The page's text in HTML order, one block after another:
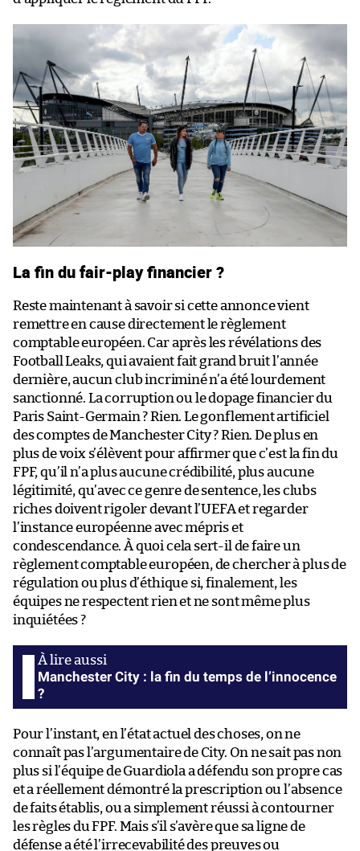
La fin du fair-play financier ?
Reste maintenant à savoir si cette annonce vient
remettre en cause directement le règlement
comptable européen. Car après les révélations des
Football Leaks, qui avaient fait grand bruit l’année
dernière, aucun club incriminé n’a été lourdement
sanctionné. La corruption ou le dopage financier du
Paris Saint-Germain ? Rien. Le gonflement artificiel
des comptes de Manchester City ? Rien. De plus en
plus de voix s’élèvent pour affirmer que c’est la fin du
FPF, qu’il n’a plus aucune crédibilité, plus aucune
légitimité, qu’avec ce genre de sentence, les clubs
riches doivent rigoler devant l’UEFA et regarder
l’instance européenne avec mépris et
condescendance. À quoi cela sert-il de faire un
règlement comptable européen, de chercher à plus de
régulation ou plus d’éthique si, finalement, les
équipes ne respectent rien et ne sont même plus
inquiétées ?
Manchester City : la fin du temps de l’innocence
?
Pour l’instant, en l’état actuel des choses, on ne
connaît pas l’argumentaire de City. On ne sait pas non
plus si l’équipe de Guardiola a défendu son propre cas
et a réellement démontré la prescription ou l’absence
de faits établis, ou a simplement réussi à contourner
les règles du FPF. Mais s’il s’avère que sa ligne de
défense a été l’irrecevabilité des preuves ou